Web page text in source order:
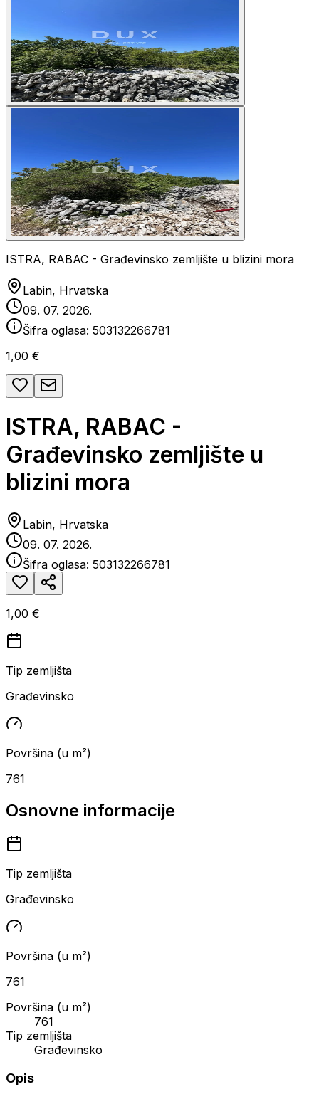
ISTRA, RABAC - Građevinsko zemljište u blizini mora
Labin, Hrvatska
09. 07. 2026.
Šifra oglasa: 503132266781
1,00 €
ISTRA, RABAC -
Građevinsko zemljište u
blizini mora
Labin, Hrvatska
09. 07. 2026.
Šifra oglasa: 503132266781
1,00 €
Tip zemljišta
Građevinsko
Površina (u m²)
761
Osnovne informacije
Tip zemljišta
Građevinsko
Površina (u m²)
761
Površina (u m²)
761
Tip zemljišta
Građevinsko
Opis